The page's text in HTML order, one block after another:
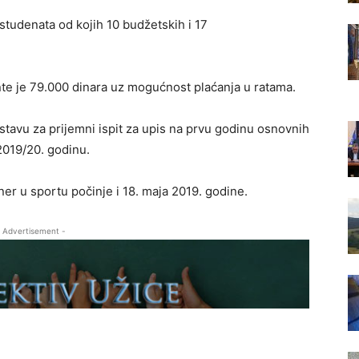
od kojih 10 budžetskih i 17
je 79.000 dinara uz mogućnost plaćanja u ratama.
za prijemni ispit za upis na prvu godinu osnovnih
20. godinu.
u sportu počinje i 18. maja 2019. godine.
-